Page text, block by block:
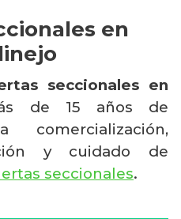
en
seccionales en
de 15 años de
y cuidado de
seccionales.